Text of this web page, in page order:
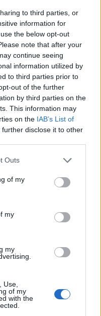
to third parties, or
information for
the below opt-out
note that after your
continue seeing
information utilized by
to third parties prior to
out of the further
by third parties on the
This information may
on the IAB’s List of
further disclose it to other
Outs
of my
my
my
Use,
of my
with the
in cella
il
di